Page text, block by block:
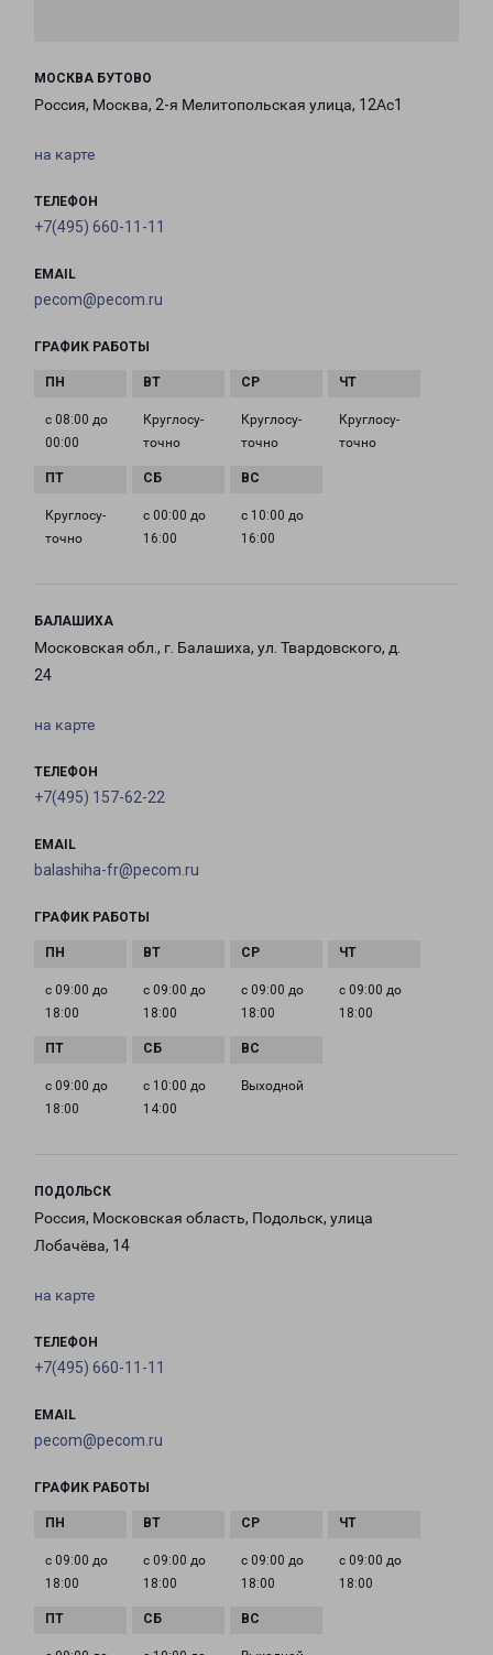
МОСКВА БУТОВО
Россия, Москва, 2-я Мелитопольская улица, 12Ас1
на карте
ТЕЛЕФОН
+7(495) 660-11-11
EMAIL
pecom@pecom.ru
ГРАФИК РАБОТЫ
с 08:00 до
00:00
Круглосу­
точно
Круглосу­
точно
Круглосу­
точно
Круглосу­
точно
с 00:00 до
16:00
с 10:00 до
16:00
БАЛАШИХА
Московская обл., г. Балашиха, ул. Твардовского, д.
24
на карте
ТЕЛЕФОН
+7(495) 157-62-22
EMAIL
balashiha-fr@pecom.ru
ГРАФИК РАБОТЫ
с 09:00 до
18:00
с 09:00 до
18:00
с 09:00 до
18:00
с 09:00 до
18:00
с 09:00 до
18:00
с 10:00 до
14:00
Выходной
ПОДОЛЬСК
Россия, Московская область, Подольск, улица
Лобачёва, 14
на карте
ТЕЛЕФОН
+7(495) 660-11-11
EMAIL
pecom@pecom.ru
ГРАФИК РАБОТЫ
с 09:00 до
18:00
с 09:00 до
18:00
с 09:00 до
18:00
с 09:00 до
18:00